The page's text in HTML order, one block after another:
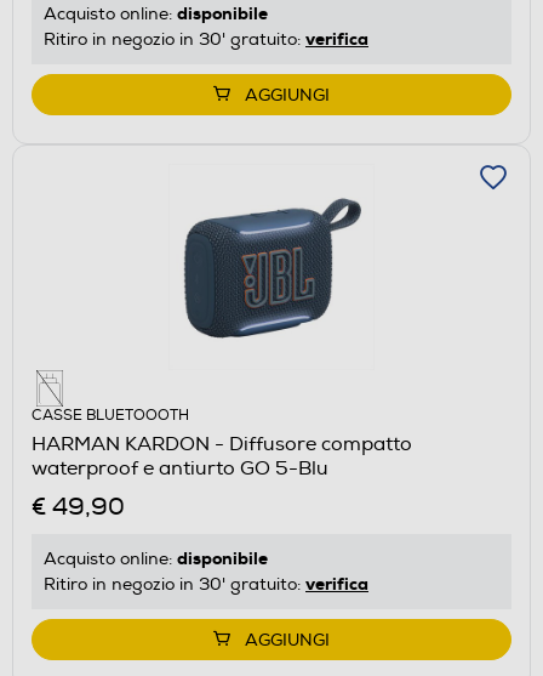
Acquisto online: disponibile
Ritiro in negozio in 30' gratuito: verifica
AGGIUNGI
CASSE BLUETOOOTH
HARMAN KARDON - Diffusore compatto
waterproof e antiurto GO 5-Blu
€ 49,90
Acquisto online: disponibile
Ritiro in negozio in 30' gratuito: verifica
AGGIUNGI